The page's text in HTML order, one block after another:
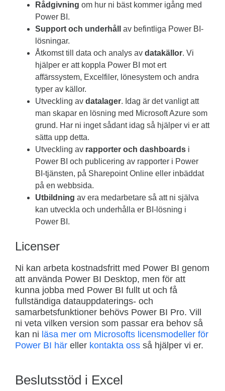
Rådgivning om hur ni bäst kommer igång med
Power BI.
Support och underhåll
av befintliga Power BI-
lösningar.
Åtkomst till data och analys av datakällor. Vi
hjälper er att koppla Power BI mot ert
affärssystem, Excelfiler, lönesystem och andra
typer av källor.
Utveckling av datalager. Idag är det vanligt att
man skapar en lösning med Microsoft Azure som
grund. Har ni inget sådant idag så hjälper vi er att
sätta upp detta.
Utveckling av rapporter och dashboards i
Power BI och publicering av rapporter i Power
BI-tjänsten, på Sharepoint Online eller inbäddat
på en webbsida.
Utbildning av era medarbetare så att ni själva
kan utveckla och underhålla er BI-lösning i
Power BI.
Licenser
Ni kan arbeta kostnadsfritt med Power BI genom
att använda Power BI Desktop, men för att
kunna jobba med Power BI fullt ut och få
fullständiga datauppdaterings- och
samarbetsfunktioner behövs Power BI Pro. Vill
ni veta vilken version som passar era behov så
kan ni läsa mer om Microsofts licensmodeller för
Power BI här eller kontakta oss så hjälper vi er.
Beslutsstöd i Excel